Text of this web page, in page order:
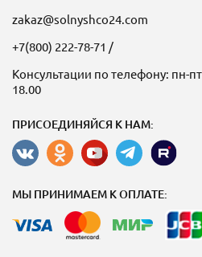
zakaz@solnyshco24.com
+7(800) 222-78-71 /
Консультации по телефону: пн-
18.00
ПРИСОЕДИНЯЙСЯ К НАМ:
МЫ ПРИНИМАЕМ К ОПЛАТЕ: